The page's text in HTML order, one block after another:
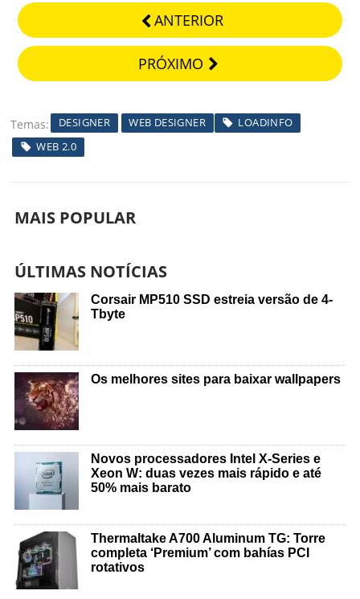
ANTERIOR
PRÓXIMO
Temas DESIGNER WEB DESIGNER
LOADINFO
WEB 2.0
MAIS POPULAR
ÚLTIMAS NOTÍCIAS
Corsair MP510 SSD estreia versão de 4-
Tbyte
Os melhores sites para baixar wallpapers
Novos processadores Intel X-Series e
Xeon W: duas vezes mais rápido e até
50% mais barato
Thermaltake A700 Aluminum TG: Torre
completa ‘Premium’ com bahías PCI
rotativos